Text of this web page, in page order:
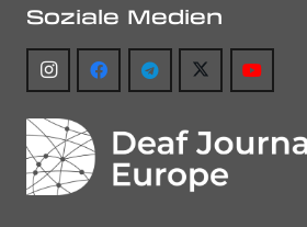
Soziale Medien